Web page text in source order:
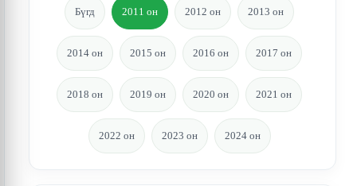
Бүгд 2011 он 2012 он 2013 он
2014 он 2015 он 2016 он 2017 он
2018 он 2019 он 2020 он 2021 он
2022 он 2023 он 2024 он